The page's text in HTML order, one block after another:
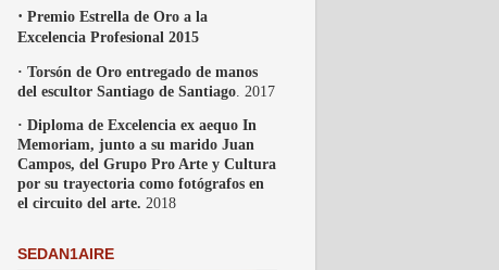
· Premio Estrella de Oro a la
Excelencia Profesional 2015
· Torsón de Oro entregado de manos
del escultor Santiago de Santiago . 2017
· Diploma de Excelencia ex aequo In
Memoriam, junto a su marido Juan
Campos, del Grupo Pro Arte y Cultura
por su trayectoria como fotógrafos en
el circuito del arte. 2018
SEDAN1AIRE